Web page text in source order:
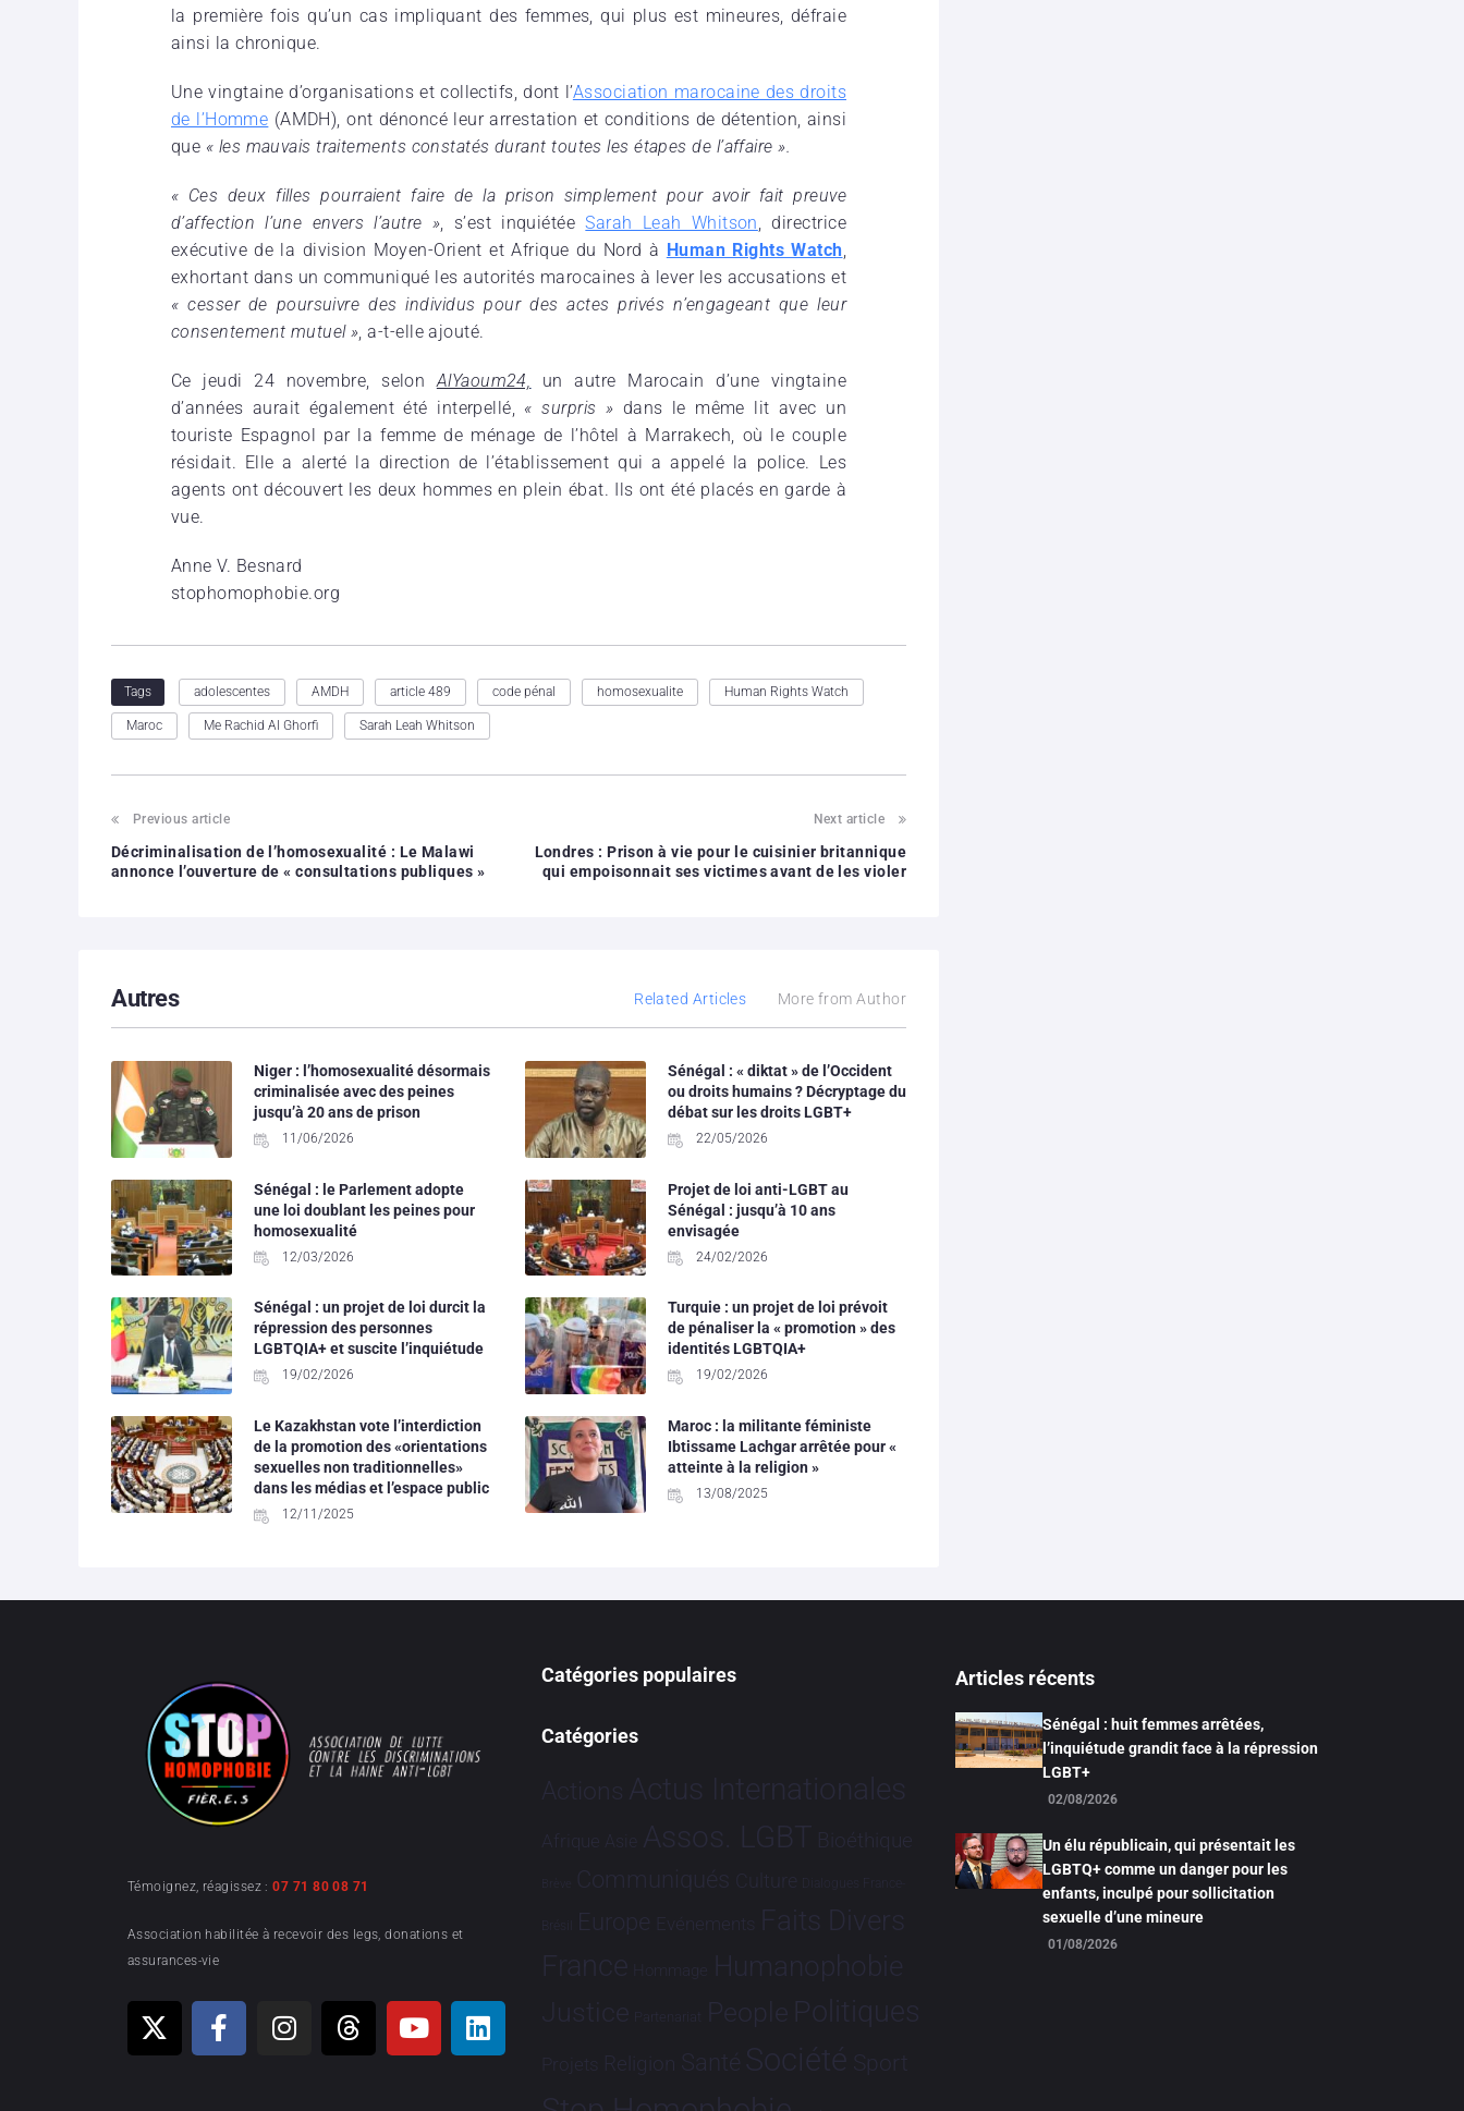
la première fois qu’un cas impliquant des femmes, qui plus est mineures, défraie
ainsi la chronique.
Une vingtaine d’organisations et collectifs, dont l’Association marocaine des droits
de l’Homme (AMDH), ont dénoncé leur arrestation et conditions de détention, ainsi
que « les mauvais traitements constatés durant toutes les étapes de l’affaire ».
« Ces deux filles pourraient faire de la prison simplement pour avoir fait preuve
d’affection l’une envers l’autre », s’est inquiétéeSarah Leah Whitson, directrice
exécutive de la division Moyen-Orient et Afrique du Nord à Human Rights Watch,
exhortant dans un communiqué les autorités marocaines à lever les accusations et
« cesser de poursuivre des individus pour des actes privés n’engageant que leur
consentement mutuel », a-t-elle ajouté.
Ce jeudi 24 novembre, selonAlYaoum24, un autre Marocain d’une vingtaine
d’années aurait également été interpellé, « surpris » dans le même lit avec un
touriste Espagnol par la femme de ménage de l’hôtel à Marrakech, où le couple
résidait. Elle a alerté la direction de l’établissement qui a appelé la police. Les
agents ont découvert les deux hommes en plein ébat. Ils ont été placés en garde à
vue.
Anne V. Besnard
stophomophobie.org
Tags adolescentes AMDH article 489 code pénal homosexualite Human Rights Watch
Maroc Me Rachid Al Ghorfi Sarah Leah Whitson
Previous article
Décriminalisation de l’homosexualité : Le Malawi
annonce l’ouverture de « consultations publiques »
Next article
Londres : Prison à vie pour le cuisinier britannique
qui empoisonnait ses victimes avant de les violer
Autres Related Articles More from Author
Niger : l’homosexualité désormais
criminalisée avec des peines
jusqu’à 20 ans de prison
11/06/2026
Sénégal : « diktat » de l’Occident
ou droits humains ? Décryptage du
débat sur les droits LGBT+
22/05/2026
Sénégal : le Parlement adopte
une loi doublant les peines pour
homosexualité
12/03/2026
Projet de loi anti-LGBT au
Sénégal : jusqu’à 10 ans
envisagée
24/02/2026
Sénégal : un projet de loi durcit la
répression des personnes
LGBTQIA+ et suscite l’inquiétude
19/02/2026
Turquie : un projet de loi prévoit
de pénaliser la « promotion » des
identités LGBTQIA+
19/02/2026
Le Kazakhstan vote l’interdiction
de la promotion des «orientations
sexuelles non traditionnelles»
dans les médias et l’espace public
12/11/2025
Maroc : la militante féministe
Ibtissame Lachgar arrêtée pour «
atteinte à la religion »
13/08/2025
Témoignez, réagissez :07 71 80 08 71
Association habilitée à recevoir des legs, donations et
assurances-vie
Catégories populaires
Catégories
Actions Actus Internationales
Afrique Asie Assos. LGBT Bioéthique
Brève Communiqués Culture Dialogues France-
Brésil Europe Evénements Faits Divers
France Hommage Humanophobie
Justice Partenariat People Politiques
Projets Religion Santé Société Sport
Articles récents
Sénégal : huit femmes arrêtées,
l’inquiétude grandit face à la répression
LGBT+
02/08/2026
Un élu républicain, qui présentait les
LGBTQ+ comme un danger pour les
enfants, inculpé pour sollicitation
sexuelle d’une mineure
01/08/2026